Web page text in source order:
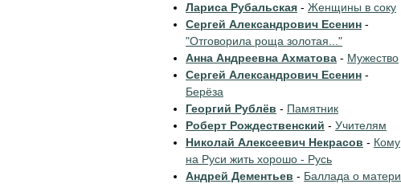
Лариса Рубальская - Женщины в соку
Сергей Александрович Есенин -
"Отговорила роща золотая..."
Анна Андреевна Ахматова - Мужество
Сергей Александрович Есенин -
Берёза
Георгий Рублёв - Памятник
Роберт Рождественский - Учителям
Николай Алексеевич Некрасов - Кому
на Руси жить хорошо - Русь
Андрей Дементьев - Баллада о матери